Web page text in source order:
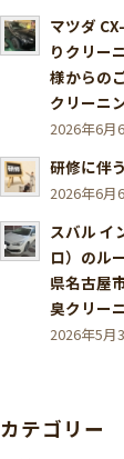
マツダ
りクリー
様からの
クリーニ
2026年6月
研修に伴
2026年6月
スバル イ
ロ）のル
県名古屋
臭クリー
2026年5月
カテゴリー